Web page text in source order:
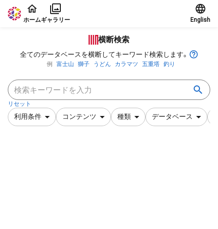
本文に飛ぶ
ホームギャラリー English
横断検索
全てのデータベースを横断してキーワード検索します。
例 富士山 獅子 うどん カラマツ 五重塔 釣り
リセット
利用条件 コンテンツ 種類 データベース